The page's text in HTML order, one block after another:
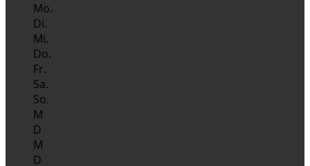
Mo.
Di.
Mi.
Do.
Fr.
Sa.
So.
M
D
M
D